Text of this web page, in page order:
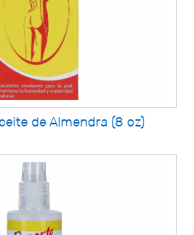
de Almendra (8 oz)